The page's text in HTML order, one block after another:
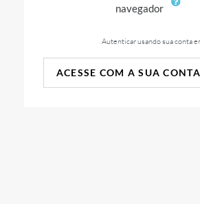
navegador
Autenticar usando sua conta
ACESSE COM A SUA